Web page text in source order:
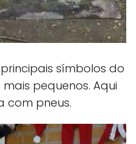
símbolos do
pequenos. Aqui
com pneus.